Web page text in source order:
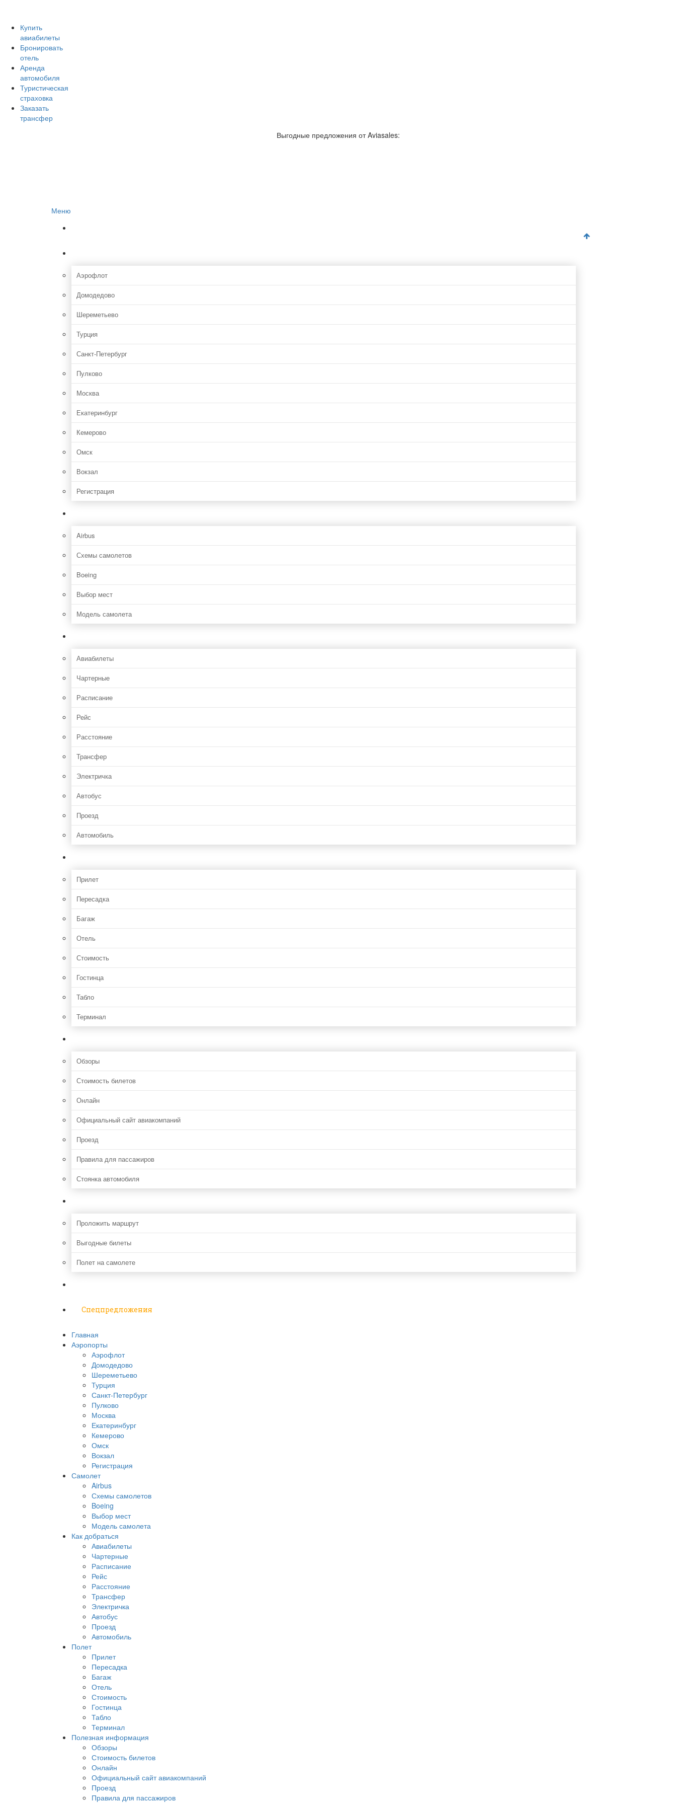
Купить
авиабилеты
Бронировать
отель
Аренда
автомобиля
Туристическая
страховка
Заказать
трансфер
Выгодные предложения от Aviasales:
Меню
Аэрофлот
Домодедово
Шереметьево
Турция
Санкт-Петербург
Пулково
Москва
Екатеринбург
Кемерово
Омск
Вокзал
Регистрация
Airbus
Схемы самолетов
Boeing
Выбор мест
Модель самолета
Авиабилеты
Чартерные
Расписание
Рейс
Расстояние
Трансфер
Электричка
Автобус
Проезд
Автомобиль
Прилет
Пересадка
Багаж
Отель
Стоимость
Гостинца
Табло
Терминал
Обзоры
Стоимость билетов
Онлайн
Официальный сайт авиакомпаний
Проезд
Правила для пассажиров
Стоянка автомобиля
Проложить маршрут
Выгодные билеты
Полет на самолете
Спецпредложения
Главная
Аэропорты
Аэрофлот
Домодедово
Шереметьево
Турция
Санкт-Петербург
Пулково
Москва
Екатеринбург
Кемерово
Омск
Вокзал
Регистрация
Самолет
Airbus
Схемы самолетов
Boeing
Выбор мест
Модель самолета
Как добраться
Авиабилеты
Чартерные
Расписание
Рейс
Расстояние
Трансфер
Электричка
Автобус
Проезд
Автомобиль
Полет
Прилет
Пересадка
Багаж
Отель
Стоимость
Гостинца
Табло
Терминал
Полезная информация
Обзоры
Стоимость билетов
Онлайн
Официальный сайт авиакомпаний
Проезд
Правила для пассажиров